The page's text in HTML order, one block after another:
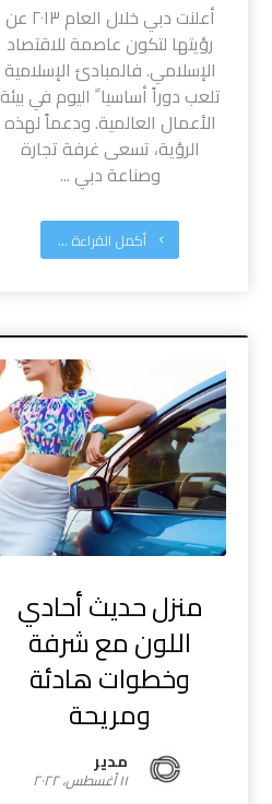
أعلنت دبي خلال العام ٢٠١٣ عن
رؤيتها لتكون عاصمة للاقتصاد
الإسلامي. فالمبادئ الإسلامية
تلعب دوراً أساسيا ً اليوم في بيئة
الأعمال العالمية. ودعماً لهذه
الرؤية، تسعى غرفة تجارة
وصناعة دبي ...
أكمل القراءة ...
منزل حديث أحادي
اللون مع شرفة
وخطوات هادئة
ومريحة
مدیر
١١ أغسطس، ٢٠٢٢